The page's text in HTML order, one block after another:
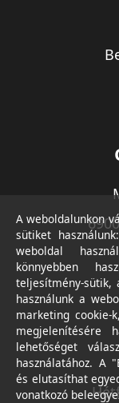
A weboldalunkon
sütiket
weboldal
könnyebben
teljesítmény-sütik,
használunk a
marketing
megjelenítésére
lehetőséget
használatához. A
és elutasíthat
vonatkozó